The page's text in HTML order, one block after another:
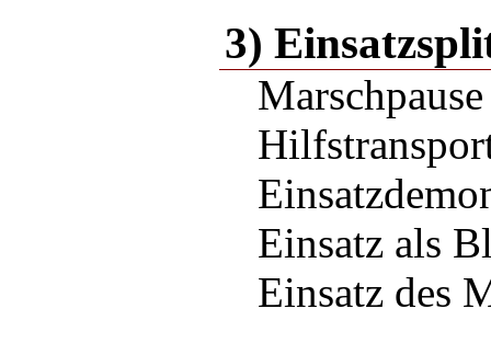
3)
Marschpause
Einsatz als
Einsatz des